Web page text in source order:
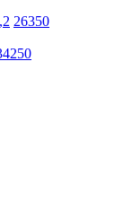
26350